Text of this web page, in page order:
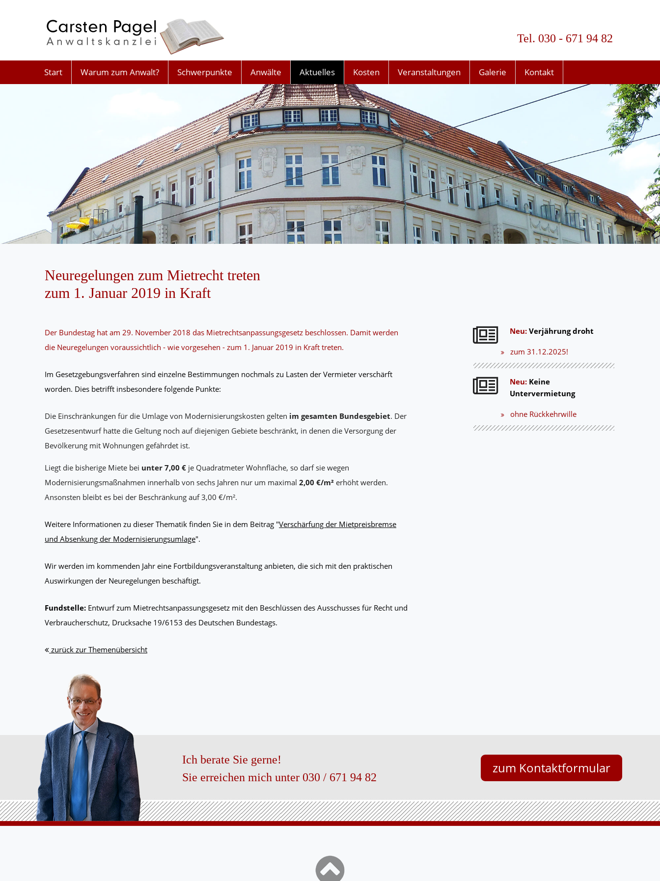
Tel. 030 - 671 94 82
Start Warum zum Anwalt? Schwerpunkte Anwälte Aktuelles Kosten Veranstaltungen Galerie Kontakt
Neuregelungen zum Mietrecht treten
zum 1. Januar 2019 in Kraft
Der Bundestag hat am 29. November 2018 das Mietrechtsanpassungsgesetz beschlossen. Damit werden
die Neuregelungen voraussichtlich - wie vorgesehen - zum 1. Januar 2019 in Kraft treten.
Im Gesetzgebungsverfahren sind einzelne Bestimmungen nochmals zu Lasten der Vermieter verschärft
worden. Dies betrifft insbesondere folgende Punkte:
Die Einschränkungen für die Umlage von Modernisierungskosten gelten im gesamten Bundesgebiet. Der
Gesetzesentwurf hatte die Geltung noch auf diejenigen Gebiete beschränkt, in denen die Versorgung der
Bevölkerung mit Wohnungen gefährdet ist.
Liegt die bisherige Miete bei unter 7,00 € je Quadratmeter Wohnfläche, so darf sie wegen
Modernisierungsmaßnahmen innerhalb von sechs Jahren nur um maximal 2,00 €/m² erhöht werden.
Ansonsten bleibt es bei der Beschränkung auf 3,00 €/m².
Weitere Informationen zu dieser Thematik finden Sie in dem Beitrag "Verschärfung der Mietpreisbremse
und Absenkung der Modernisierungsumlage".
Wir werden im kommenden Jahr eine Fortbildungsveranstaltung anbieten, die sich mit den praktischen
Auswirkungen der Neuregelungen beschäftigt.
Fundstelle: Entwurf zum Mietrechtsanpassungsgesetz mit den Beschlüssen des Ausschusses für Recht und
Verbraucherschutz, Drucksache 19/6153 des Deutschen Bundestags.
zurück zur Themenübersicht
Neu:Verjährung droht
zum 31.12.2025!
Neu: Keine
Untervermietung
ohne Rückkehrwille
Ich berate Sie gerne!
Sie erreichen mich unter 030 / 671 94 82
zum Kontaktformular